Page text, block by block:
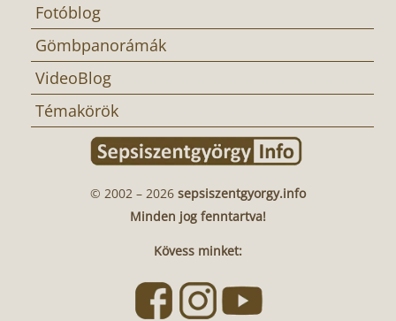
Fotóblog
Gömbpanorámák
VideoBlog
Témakörök
© 2002 – 2026 sepsiszentgyorgy.info
Minden jog fenntartva!
Kövess minket: